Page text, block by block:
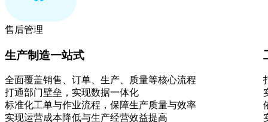
售后管理
生产制造一站式
全面覆盖销售、订单、生产、质量等核心流程
打通部门壁垒，实现数据一体化
标准化工单与作业流程，保障生产质量与效率
实现运营成本降低与生产经营效益提高